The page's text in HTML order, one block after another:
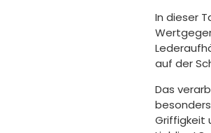
In dieser
auf der
Das
Griffigkeit